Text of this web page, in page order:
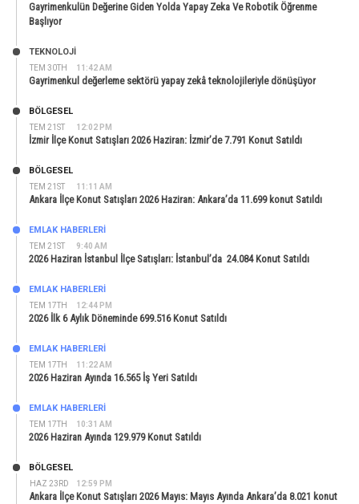
Gayrimenkulün Değerine Giden Yolda Yapay Zeka Ve Robotik Öğrenme
Başlıyor
TEM 30TH 11:42 AM
TEKNOLOJİ
Gayrimenkul değerleme sektörü yapay zekâ teknolojileriyle dönüşüyor
TEM 21ST 12:02 PM
BÖLGESEL
İzmir İlçe Konut Satışları 2026 Haziran: İzmir’de 7.791 Konut Satıldı
TEM 21ST 11:11 AM
BÖLGESEL
Ankara İlçe Konut Satışları 2026 Haziran: Ankara’da 11.699 konut Satıldı
TEM 21ST 9:40 AM
EMLAK HABERLERI
2026 Haziran İstanbul İlçe Satışları: İstanbul’da 24.084 Konut Satıldı
TEM 17TH 12:44 PM
EMLAK HABERLERI
2026 İlk 6 Aylık Döneminde 699.516 Konut Satıldı
TEM 17TH 11:22 AM
EMLAK HABERLERI
2026 Haziran Ayında 16.565 İş Yeri Satıldı
TEM 17TH 10:31 AM
EMLAK HABERLERI
2026 Haziran Ayında 129.979 Konut Satıldı
HAZ 23RD 12:59 PM
BÖLGESEL
Ankara İlçe Konut Satışları 2026 Mayıs: Mayıs Ayında Ankara’da 8.021 konut